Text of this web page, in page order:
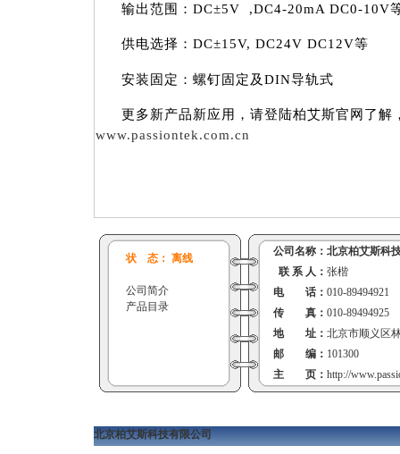
输出范围：DC±5V ,DC4-20mA DC0-10V
供电选择：DC±15V, DC24V DC12V等
安装固定：螺钉固定及DIN导轨式
更多新产品新应用，请登陆柏艾斯官网了解
www.passiontek.com.cn
状 态： 离线
公司简介
产品目录
公司名称： 北京柏艾斯科
联 系 人： 张楷
电 话： 010-89494921
传 真： 010-89494925
地 址： 北京市顺义区
邮 编： 101300
主 页： http://
北京柏艾斯科技有限公司